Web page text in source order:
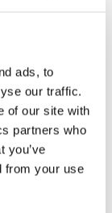
ads, to
our traffic.
of our site with
partners who
you’ve
from your use
a Bologna